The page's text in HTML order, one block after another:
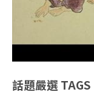
話題嚴選 TAGS